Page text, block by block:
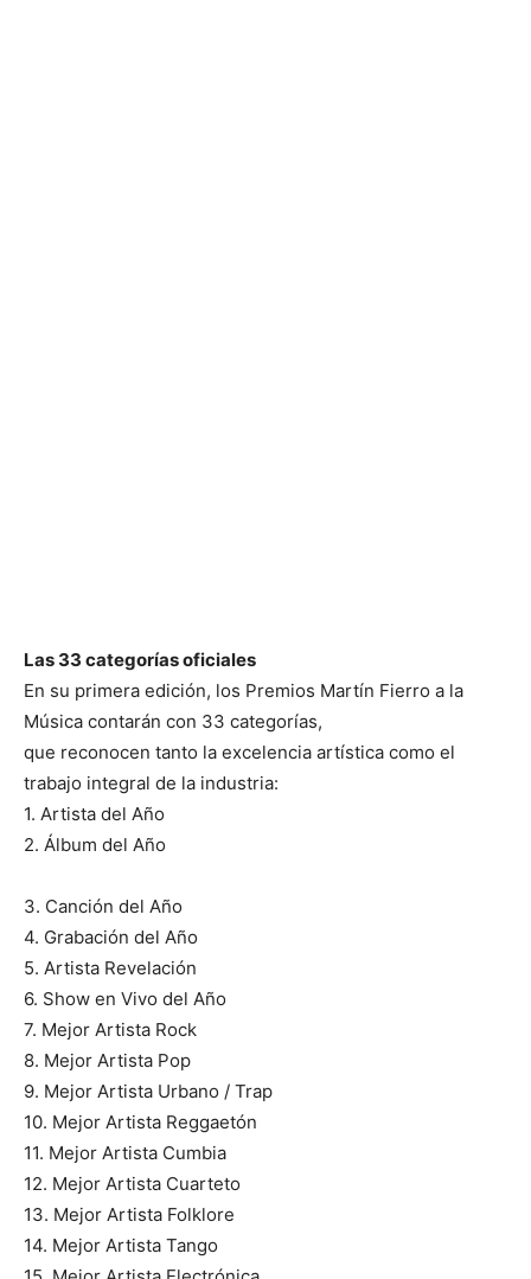
Las 33 categorías oficiales
En su primera edición, los Premios Martín Fierro a la
Música contarán con 33 categorías,
que reconocen tanto la excelencia artística como el
trabajo integral de la industria:
1. Artista del Año
2. Álbum del Año
3. Canción del Año
4. Grabación del Año
5. Artista Revelación
6. Show en Vivo del Año
7. Mejor Artista Rock
8. Mejor Artista Pop
9. Mejor Artista Urbano / Trap
10. Mejor Artista Reggaetón
11. Mejor Artista Cumbia
12. Mejor Artista Cuarteto
13. Mejor Artista Folklore
14. Mejor Artista Tango